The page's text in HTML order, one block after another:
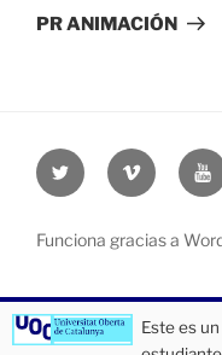
entrada
PR ANIMACIÓN
Twitter
UOC
Vimeo
UOC
UOC
Funciona gracias a
Este es